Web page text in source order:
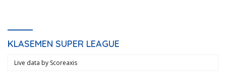
KLASEMEN SUPER LEAGUE
Live data by Scoreaxis